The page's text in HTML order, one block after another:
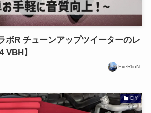
ボR チューンアップツイーターのレ
VBH】
ExeRtioN
DIY